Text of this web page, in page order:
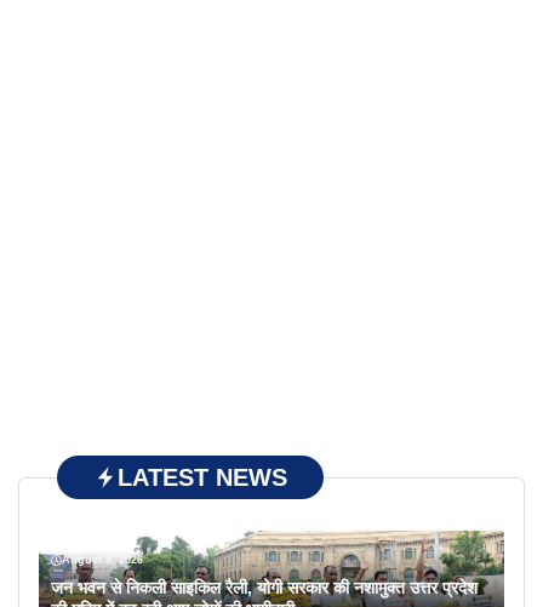
LATEST NEWS
August 8, 2026
जन भवन से निकली साइकिल रैली, योगी सरकार की नशामुक्त उत्तर प्रदेश